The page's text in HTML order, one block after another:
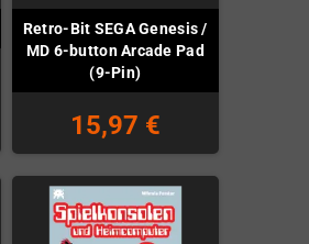
Retro-Bit SEGA Genesis /
MD 6-button Arcade Pad
(9-Pin)
15,97 €